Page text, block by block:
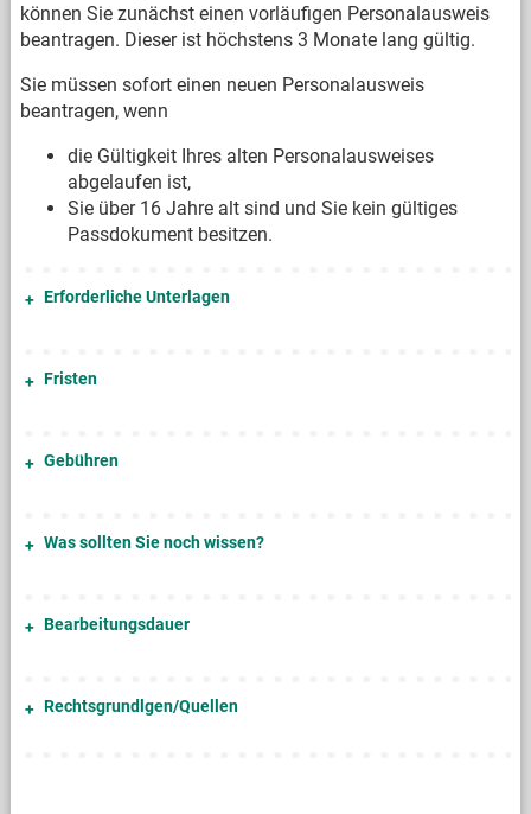
können Sie zunächst einen vorläufigen Personalausweis
beantragen. Dieser ist höchstens 3 Monate lang gültig.
Sie müssen sofort einen neuen Personalausweis
beantragen, wenn
die Gültigkeit Ihres alten Personalausweises
abgelaufen ist,
Sie über 16 Jahre alt sind und Sie kein gültiges
Passdokument besitzen.
Erforderliche Unterlagen
Fristen
Gebühren
Was sollten Sie noch wissen?
Bearbeitungsdauer
Rechtsgrundlgen/Quellen